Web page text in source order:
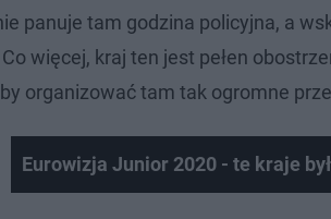
panuje tam godzina policyjna, a
więcej, kraj ten jest pełen
organizować tam tak ogromne
Eurowizja Junior 2020 - te kraje